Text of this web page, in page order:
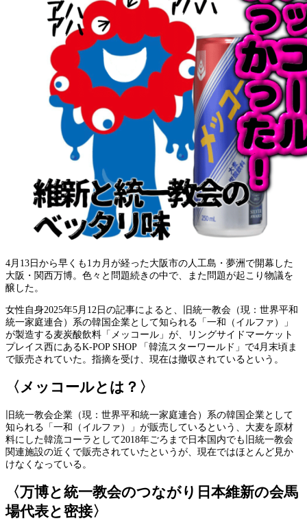
4月13日から早くも1カ月が経った大阪市の人工島・夢洲で開幕した
大阪・関西万博。色々と問題続きの中で、また問題が起こり物議を
醸した。
女性自身2025年5月12日の記事によると、旧統一教会（現：世界平和
統一家庭連合）系の韓国企業として知られる「一和（イルファ）」
が製造する麦炭酸飲料「メッコール」が、リングサイドマーケット
プレイス西にあるK-POP SHOP 「韓流スターワールド」で4月末頃ま
で販売されていた。指摘を受け、現在は撤収されているという。
〈メッコールとは？〉
旧統一教会企業（現：世界平和統一家庭連合）系の韓国企業として
知られる「一和（イルファ）」が販売しているという、大麦を原材
料にした韓流コーラとして2018年ごろまで日本国内でも旧統一教会
関連施設の近くで販売されていたというが、現在ではほとんど見か
けなくなっている。
〈万博と統一教会のつながり日本維新の会馬
場代表と密接〉